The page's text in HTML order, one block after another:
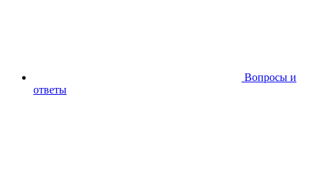
Вопросы и
ответы